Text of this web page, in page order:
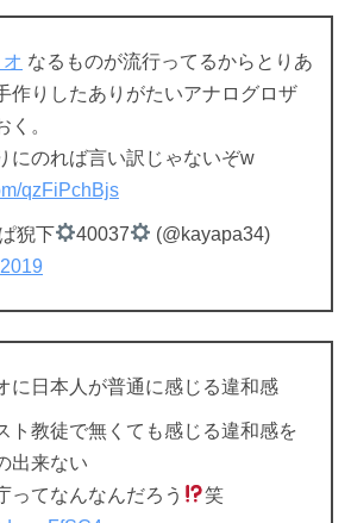
なるものが流行ってるからとりあ
作りしたありがたいアナログロザ
く。
にのれば言い訳じゃないぞw
qzFiPchBjs
猊下 40037
(@kayapa34)
に日本人が普通に感じる違和感
ト教徒で無くても感じる違和感を
出来ない
ってなんなんだろう
笑